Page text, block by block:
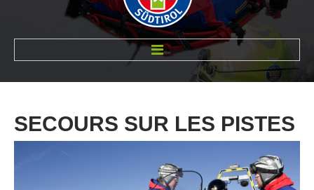
SECOURS SUR LES PISTES